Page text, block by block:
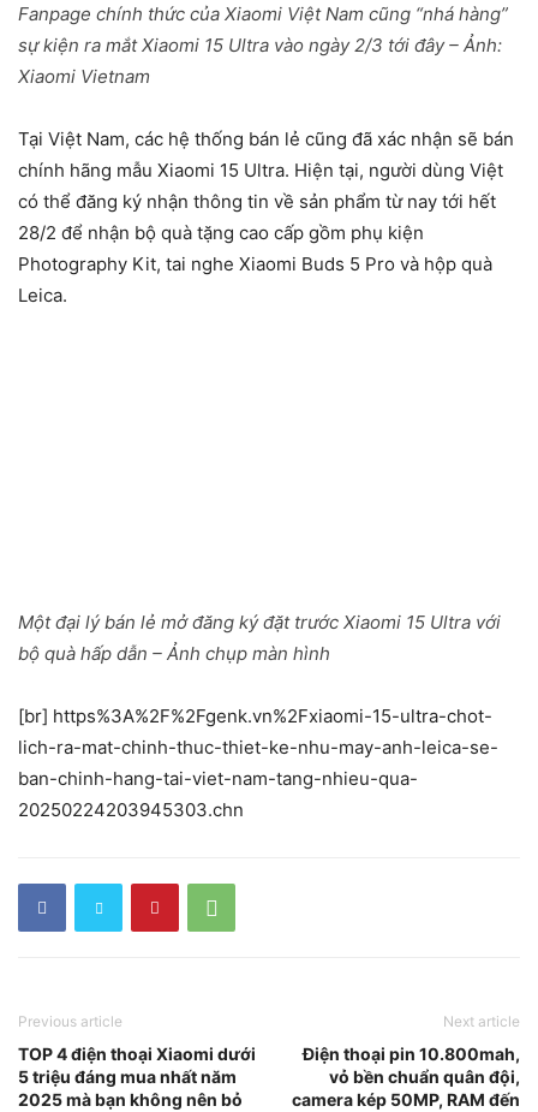
Fanpage chính thức của Xiaomi Việt Nam cũng “nhá hàng”
sự kiện ra mắt Xiaomi 15 Ultra vào ngày 2/3 tới đây – Ảnh:
Xiaomi Vietnam
Tại Việt Nam, các hệ thống bán lẻ cũng đã xác nhận sẽ bán
chính hãng mẫu Xiaomi 15 Ultra. Hiện tại, người dùng Việt
có thể đăng ký nhận thông tin về sản phẩm từ nay tới hết
28/2 để nhận bộ quà tặng cao cấp gồm phụ kiện
Photography Kit, tai nghe Xiaomi Buds 5 Pro và hộp quà
Leica.
Một đại lý bán lẻ mở đăng ký đặt trước Xiaomi 15 Ultra với
bộ quà hấp dẫn – Ảnh chụp màn hình
[br] https%3A%2F%2Fgenk.vn%2Fxiaomi-15-ultra-chot-
lich-ra-mat-chinh-thuc-thiet-ke-nhu-may-anh-leica-se-
ban-chinh-hang-tai-viet-nam-tang-nhieu-qua-
20250224203945303.chn
Previous article
TOP 4 điện thoại Xiaomi dưới
5 triệu đáng mua nhất năm
2025 mà bạn không nên bỏ
Next article
Điện thoại pin 10.800mah,
vỏ bền chuẩn quân đội,
camera kép 50MP, RAM đến